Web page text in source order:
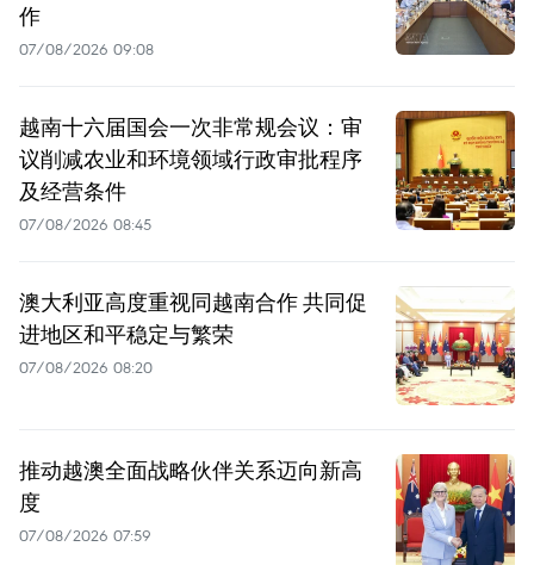
作
07/08/2026 09:08
越南十六届国会一次非常规会议：审
议削减农业和环境领域行政审批程序
及经营条件
07/08/2026 08:45
澳大利亚高度重视同越南合作 共同促
进地区和平稳定与繁荣
07/08/2026 08:20
推动越澳全面战略伙伴关系迈向新高
度
07/08/2026 07:59